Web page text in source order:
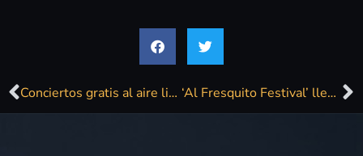
Conciertos gratis al aire libre de Rozalén, Javier Ojeda, David Bustamante y MARLENA en estas fiestas madrileñas ‘Al Fresquito Festival’ llena San Roque de música y diversión